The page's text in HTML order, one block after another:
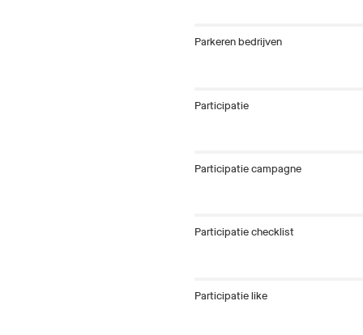
Parkeren bedrijven
Participatie
Participatie campagne
Participatie checklist
Participatie like